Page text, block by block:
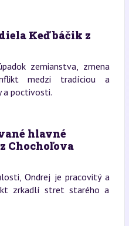
Keď báčik z
zemianstva, zmena
medzi tradíciou a
a poctivosti.
hlavné
Chochoľova
Ondrej je pracovitý a
zrkadlí stret starého a